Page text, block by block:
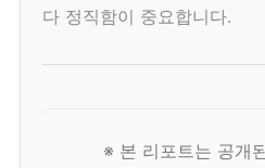
다 정직함이 중요합니다.
※ 본 리포트는 공개